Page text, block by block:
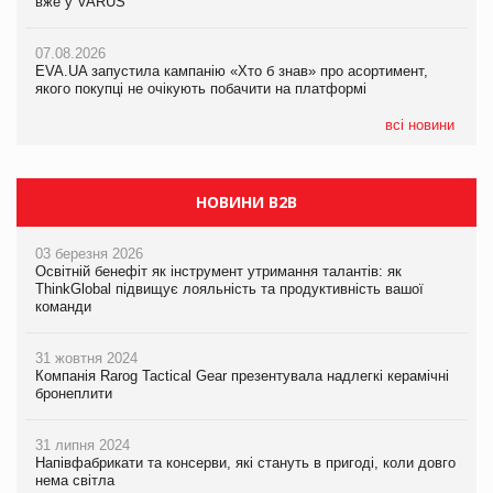
07.08.2026
EVA.UA запустила кампанію «Хто б знав» про асортимент,
якого покупці не очікують побачити на платформі
всі новини
05.08.2026
Мережа супермаркетів VARUS купує мережу магазинів
НОВИНИ B2B
03 березня 2026
Освітній бенефіт як інструмент утримання талантів: як
ThinkGlobal підвищує лояльність та продуктивність вашої
команди
31 жовтня 2024
Компанія Rarog Tactical Gear презентувала надлегкі керамічні
бронеплити
31 липня 2024
Напівфабрикати та консерви, які стануть в пригоді, коли довго
нема світла